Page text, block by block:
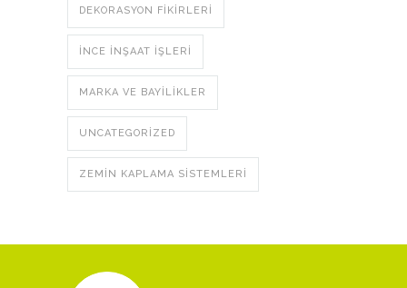
DEKORASYON FIKIRLERI
İNCE İNŞAAT İŞLERI
MARKA VE BAYILIKLER
UNCATEGORIZED
ZEMIN KAPLAMA SISTEMLERI